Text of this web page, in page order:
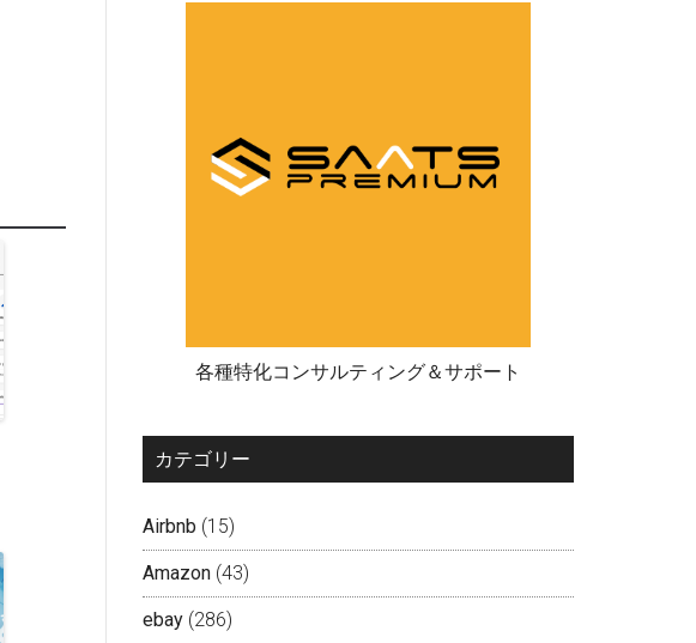
各種特化コンサルティング＆サポート
カテゴリー
Airbnb (15)
Amazon (43)
ebay (286)